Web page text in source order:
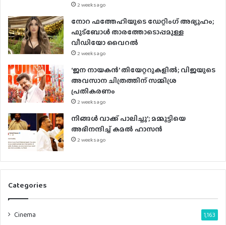
2 weeks ago
നോറ ഫത്തേഹിയുടെ ഡേറ്റിംഗ് അഭ്യൂഹം;
ഫുട്ബോൾ താരത്തോടൊപ്പമുള്ള
വീഡിയോ വൈറൽ
2 weeks ago
‘ജന നായകൻ’ തിയേറ്ററുകളിൽ; വിജയുടെ
അവസാന ചിത്രത്തിന് സമ്മിശ്ര
പ്രതികരണം
2 weeks ago
നിങ്ങൾ വാക്ക് പാലിച്ചു’; മമ്മൂട്ടിയെ
അഭിനന്ദിച്ച് കമൽ ഹാസൻ
2 weeks ago
Categories
Cinema 1,163